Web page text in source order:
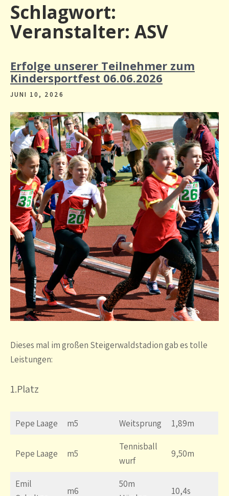
Schlagwort:
Veranstalter: ASV
Erfolge unserer Teilnehmer zum
Kindersportfest 06.06.2026
JUNI 10, 2026
Dieses mal im großen Steigerwaldstadion gab es tolle
Leistungen:
1.Platz
Pepe Laage m5 Weitsprung 1,89m
Pepe Laage m5
Tennisball
wurf
9,50m
Emil
m6
50m
10,4s